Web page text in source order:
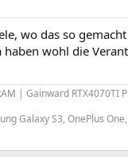
wo das so
haben wohl die
| Gainward RTX4070TI
Galaxy S3, OnePlus